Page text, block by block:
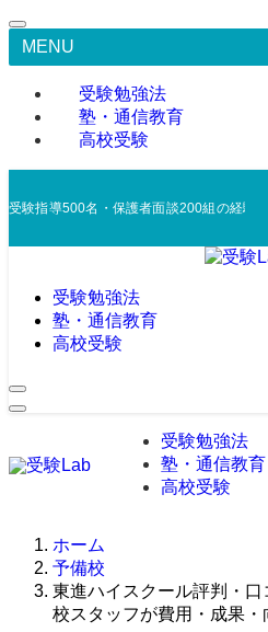
MENU
受験勉強法
塾・通信教育
高校受験
受験指導500名・保護者面談200組の経験
受験勉強法
塾・通信教育
高校受験
受験勉強法
塾・通信教育
高校受験
ホーム
予備校
東進ハイスクール評判・
校スタッフが費用・成果